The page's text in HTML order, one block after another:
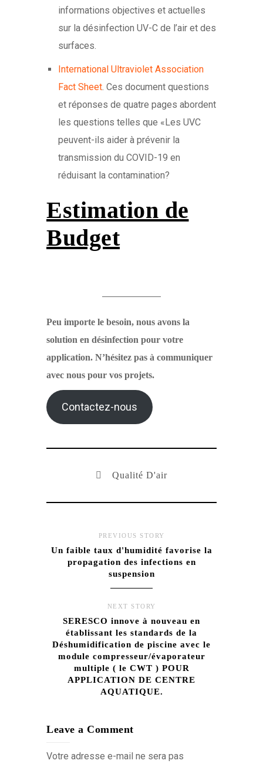
informations objectives et actuelles
sur la désinfection UV-C de l’air et des
surfaces.
International Ultraviolet Association
Fact Sheet. Ces document questions
et réponses de quatre pages abordent
les questions telles que «Les UVC
peuvent-ils aider à prévenir la
transmission du COVID-19 en
réduisant la contamination?
Estimation de
Budget
Peu importe le besoin, nous avons la
solution en désinfection pour votre
application. N’hésitez pas à communiquer
avec nous pour vos projets.
Contactez-nous
Qualité D'air
PREVIOUS STORY
Un faible taux d'humidité favorise la
propagation des infections en
suspension
NEXT STORY
SERESCO innove à nouveau en
établissant les standards de la
Déshumidification de piscine avec le
module compresseur/évaporateur
multiple ( le CWT ) POUR
APPLICATION DE CENTRE
AQUATIQUE.
Leave a Comment
Votre adresse e-mail ne sera pas